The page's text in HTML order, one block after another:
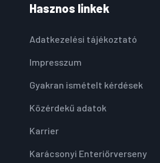
Hasznos linkek
Adatkezelési tájékoztató
Impresszum
Gyakran ismételt kérdések
Közérdekű adatok
Karrier
Karácsonyi Enteriőrverseny